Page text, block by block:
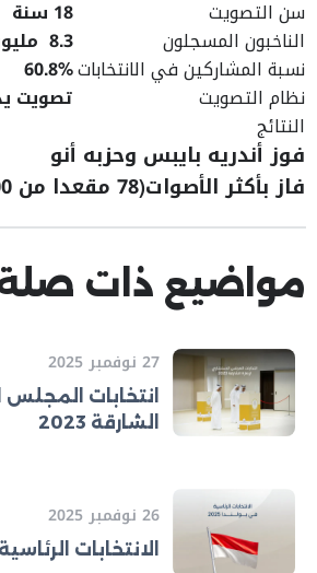
سن التصويت
18 سنة
الناخبون المسجلون
8.3
نسبة المشاركين في الانتخابات60.8%
نظام التصويت
تصويت
النتائج
فوز أندريه بايبس وحزبه أنو
فاز بأكثر الأصوات(78 مقعدا من 200 مقعد)
مواضيع ذات
27 نوفمبر 2025
انتخابات المجلس
الشارقة 2023
26 نوفمبر 2025
الانتخابات الرئاسية